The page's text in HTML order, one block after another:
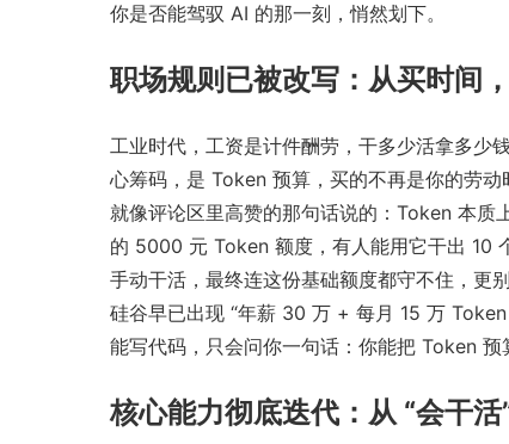
你是否能驾驭 AI 的那一刻，悄然划下。
职场规则已被改写：从买时间
工业时代，工资是计件酬劳，干多少活拿多少
心筹码，是 Token 预算，买的不再是你的劳动
就像评论区里高赞的那句话说的：Token 本质
的 5000 元 Token 额度，有人能用它干出 10
手动干活，最终连这份基础额度都守不住，更
硅谷早已出现 “年薪 30 万 + 每月 15 万
能写代码，只会问你一句话：你能把 Token
核心能力彻底迭代：从 “会干活